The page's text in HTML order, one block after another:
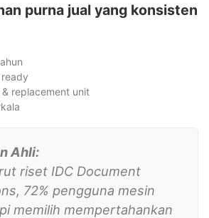
purna jual yang konsisten
replacement unit
Ahli:
riset IDC Document
72% pengguna mesin
memilih mempertahankan